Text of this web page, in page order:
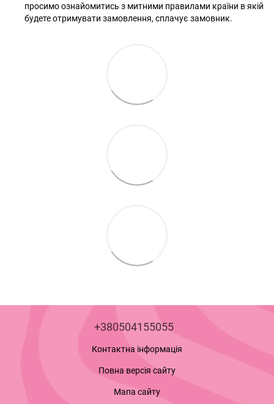
просимо ознайомитись з митними правилами країни в якій
будете отримувати замовлення, сплачує замовник.
+380504155055
Контактна інформація
Повна версія сайту
Мапа сайту